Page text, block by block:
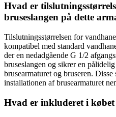
Hvad er
bruseslangen på dette
Tilslutningsstørrelsen for
kompatibel med standard
der en nedadgående G 1/2
bruseslangen og sikrer en
brusearmaturet og bruseren.
installationen af brusearmaturet
Hvad er inkluderet i